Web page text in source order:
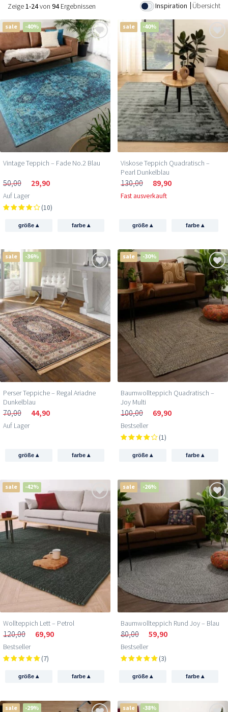
Inspiration Übersicht
Zeige1-24von 94Ergebnissen
sale -40%
Vintage Teppich – Fade No.2 Blau
50,00 29,90
Auf Lager
(10)
größe▴ farbe ▴
sale -40%
Viskose Teppich Quadratisch –
Pearl Dunkelblau
130,00 89,90
Fast ausverkauft
größe▴ farbe ▴
sale -36%
Perser Teppiche – Regal Ariadne
Dunkelblau
70,00 44,90
Auf Lager
größe▴ farbe ▴
sale -30%
Baumwollteppich Quadratisch –
Joy Multi
100,00 69,90
Bestseller
(1)
größe▴ farbe ▴
sale -42%
Wollteppich Lett – Petrol
120,00 69,90
Bestseller
(7)
größe▴ farbe ▴
sale -26%
Baumwollteppich Rund Joy – Blau
80,00 59,90
Bestseller
(3)
größe▴ farbe ▴
sale -29% sale -38%